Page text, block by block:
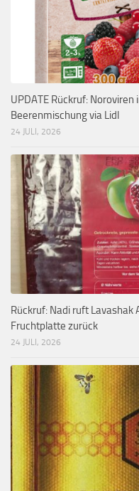
UPDATE Rückruf:
Beerenmischung via Lidl
24 JULI, 2026
Rückruf: Nadi ruft
Fruchtplatte zurück
24 JULI, 2026